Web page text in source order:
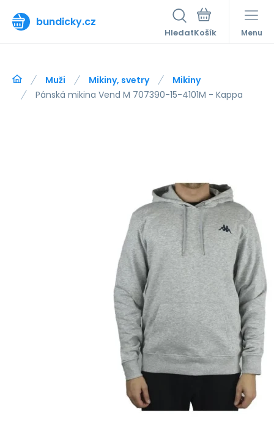
bundicky.cz
Hledat Menu
Muži Mikiny, svetry
Mikiny
Pánská mikina Vend M 707390-15-4101M - Kappa